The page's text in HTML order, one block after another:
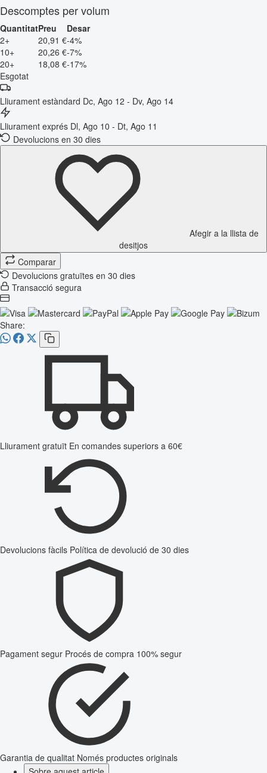
Descomptes per volum
QuantitatPreu
Desar
2+
20,91 €-4%
10+
20,26 €-7%
20+
18,08 €-17%
Esgotat
Lliurament estàndard Dc, Ago 12 - Dv, Ago 14
Lliurament exprés Dl, Ago 10 - Dt, Ago 11
Devolucions en 30 dies
Afegir a la llista de
desitjos
Comparar
Devolucions gratuïtes en 30 dies
Transacció segura
Share:
Lliurament gratuït En comandes superiors a 60€
Devolucions fàcils Política de devolució de 30 dies
Pagament segur Procés de compra 100% segur
Garantia de qualitat Només productes originals